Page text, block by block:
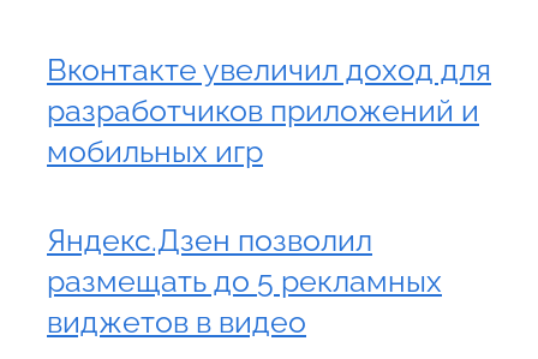
Вконтакте увеличил доход для
разработчиков приложений и
мобильных игр
Яндекс.Дзен позволил
размещать до 5 рекламных
виджетов в видео